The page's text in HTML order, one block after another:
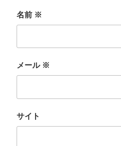
名前 ※
メール ※
サイト